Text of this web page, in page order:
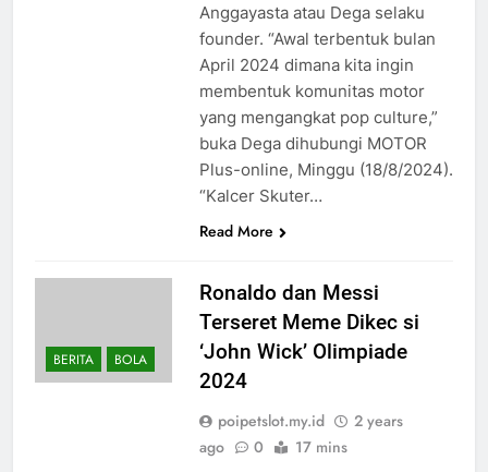
Anggayasta atau Dega selaku
founder. “Awal terbentuk bulan
April 2024 dimana kita ingin
membentuk komunitas motor
yang mengangkat pop culture,”
buka Dega dihubungi MOTOR
Plus-online, Minggu (18/8/2024).
“Kalcer Skuter…
Read More
BERITA BOLA
Ronaldo dan Messi
Terseret Meme Dikec si
‘John Wick’ Olimpiade
2024
poipetslot.my.id
2 years
ago
0 17 mins